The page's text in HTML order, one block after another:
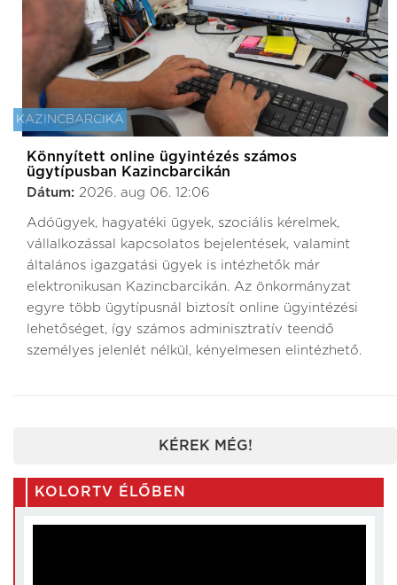
KAZINCBARCIKA
Könnyített online ügyintézés számos
ügytípusban Kazincbarcikán
Dátum: 2026. aug 06. 12:06
Adóügyek, hagyatéki ügyek, szociális kérelmek,
vállalkozással kapcsolatos bejelentések, valamint
általános igazgatási ügyek is intézhetők már
elektronikusan Kazincbarcikán. Az önkormányzat
egyre több ügytípusnál biztosít online ügyintézési
lehetőséget, így számos adminisztratív teendő
személyes jelenlét nélkül, kényelmesen elintézhető.
KÉREK MÉG!
KOLORTV ÉLŐBEN